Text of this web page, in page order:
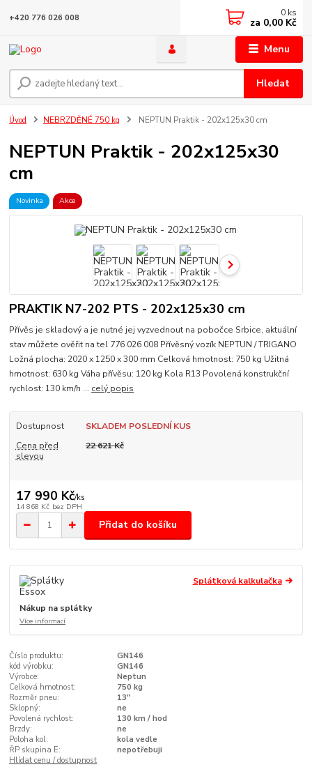
Menu
Hledat
+420 776 026 008 0 ks
za 0,00 Kč
Úvod NEBRZDĚNÉ 750 kg NEPTUN Praktik - 202x125x30 cm
NEPTUN Praktik - 202x125x30
cm
Novinka Akce
PRAKTIK N7-202 PTS - 202x125x30 cm
Přívěs je skladový a je nutné jej vyzvednout na pobočce Srbice, aktuální
stav můžete ověřit na tel 776 026 008 Přívěsný vozík NEPTUN / TRIGANO
Ložná plocha: 2020 x 1250 x 300 mm Celková hmotnost: 750 kg Užitná
hmotnost: 630 kg Váha přívěsu: 120 kg Kola R13 Povolená konstrukční
rychlost: 130 km/h ... celý popis
Dostupnost
SKLADEM POSLEDNÍ KUS
Cena před
slevou
22 621 Kč
17 990 Kč/ks
14 868 Kč bez DPH
Přidat do košíku
Splátková kalkulačka
Nákup na splátky
Více informací
Číslo produktu:
GN146
kód výrobku:
GN146
Výrobce:
Neptun
Celková hmotnost:
750 kg
Rozměr pneu:
13"
Sklopný:
ne
Povolená rychlost:
130 km / hod
Brzdy:
ne
Poloha kol:
kola vedle
ŘP skupina E:
nepotřebuji
Hlídat cenu / dostupnost